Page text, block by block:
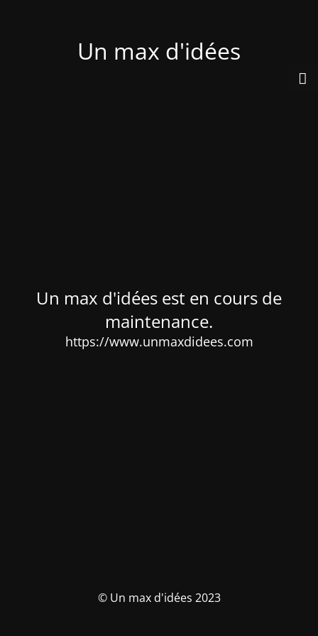
Un max d'idées
Un max d'idées est en cours de
maintenance.
https://www.unmaxdidees.com
© Un max d'idées 2023